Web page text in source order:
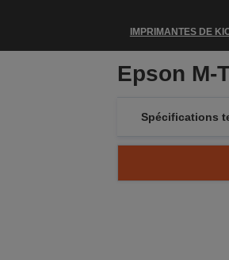
IMPRIMANTES DE
Epson M-
Spécifications